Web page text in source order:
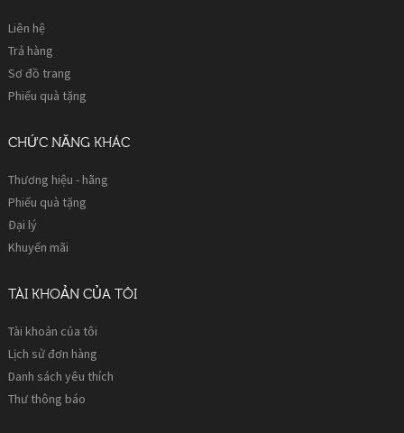
Liên hệ
Trả hàng
Sơ đồ trang
Phiếu quà tặng
CHỨC NĂNG KHÁC
Thương hiệu - hãng
Phiếu quà tặng
Đại lý
Khuyến mãi
TÀI KHOẢN CỦA TÔI
Tài khoản của tôi
Lịch sử đơn hàng
Danh sách yêu thích
Thư thông báo